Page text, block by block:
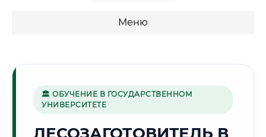
Меню
промышленность"
🏛 ОБУЧЕНИЕ В ГОСУДАРСТВЕННОМ
УНИВЕРСИТЕТЕ